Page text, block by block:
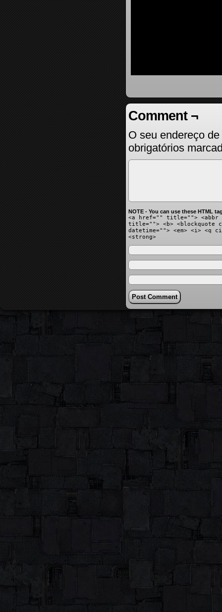
Comment ¬
O seu endereço
obrigatórios
NOTE - You can use these HTML
<a href="" title=""> <abbr
title=""> <b> <blockquote
datetime=""> <em> <i> <q
<strong>